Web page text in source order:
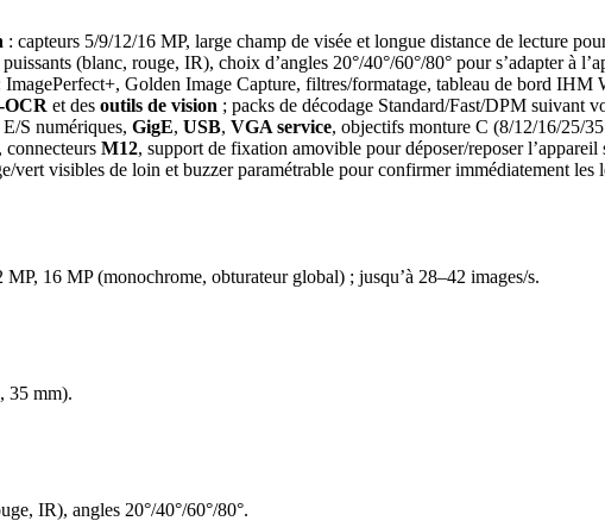
: capteurs 5/9/12/16 MP, large champ de visée et longue distance de lecture
(blanc, rouge, IR), choix d’angles 20°/40°/60°/80° pour s’adapter à
ImagePerfect+, Golden Image Capture, filtres/formatage, tableau de bord
et des outils de vision ; packs de décodage Standard/Fast/DPM suivant
E/S numériques, GigE, USB, VGA service, objectifs monture C (8/12/16/25/
, connecteurs M12, support de fixation amovible pour déposer/reposer l’appareil
vert visibles de loin et buzzer paramétrable pour confirmer immédiatement les
MP, 16 MP (monochrome, obturateur global) ; jusqu’à 28–42 images/s.
35 mm).
IR), angles 20°/40°/60°/80°.